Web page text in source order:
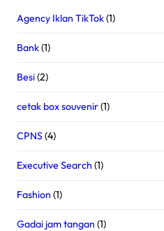
Agency Iklan TikTok(1)
Bank(1)
Besi(2)
cetak box souvenir(1)
CPNS(4)
Executive Search (1)
Fashion (1)
Gadai jam tangan (1)